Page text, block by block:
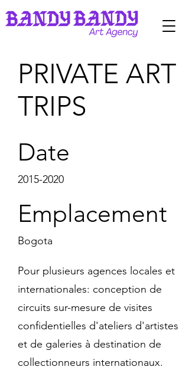
PRIVATE ART
TRIPS
Date
2015-2020
Emplacement
Bogota
Pour plusieurs agences locales et
internationales: conception de
circuits sur-mesure de visites
confidentielles d'ateliers d'artistes
et de galeries à destination de
collectionneurs internationaux.